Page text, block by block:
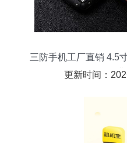
三防手机工厂直销 4.5
外行
更新时间：